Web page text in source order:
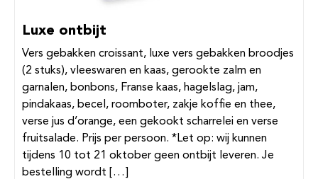
Luxe ontbijt
Vers gebakken croissant, luxe vers gebakken broodjes
(2 stuks), vleeswaren en kaas, gerookte zalm en
garnalen, bonbons, Franse kaas, hagelslag, jam,
pindakaas, becel, roomboter, zakje koffie en thee,
verse jus d’orange, een gekookt scharrelei en verse
fruitsalade. Prijs per persoon. *Let op: wij kunnen
tijdens 10 tot 21 oktober geen ontbijt leveren. Je
bestelling wordt […]